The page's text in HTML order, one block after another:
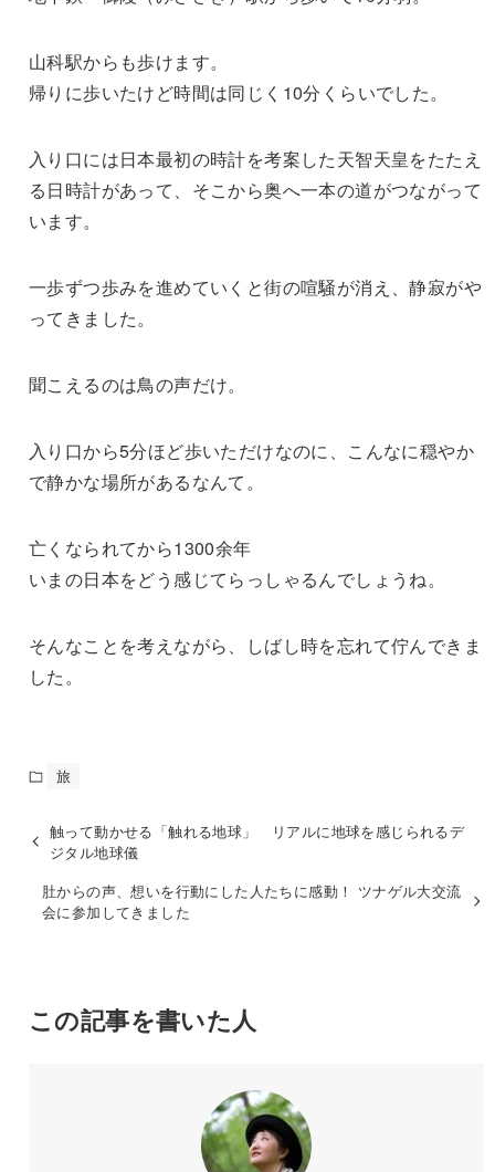
山科駅からも歩けます。
帰りに歩いたけど時間は同じく10分くらいでした。
入り口には日本最初の時計を考案した天智天皇をたたえ
る日時計があって、そこから奥へ一本の道がつながって
います。
一歩ずつ歩みを進めていくと街の喧騒が消え、静寂がや
ってきました。
聞こえるのは鳥の声だけ。
入り口から5分ほど歩いただけなのに、こんなに穏やか
で静かな場所があるなんて。
亡くなられてから1300余年
いまの日本をどう感じてらっしゃるんでしょうね。
そんなことを考えながら、しばし時を忘れて佇んできま
した。
旅
触って動かせる「触れる地球」 リアルに地球を感じられるデ
ジタル地球儀
肚からの声、想いを行動にした人たちに感動！ ツナゲル大交流
会に参加してきました
この記事を書いた人